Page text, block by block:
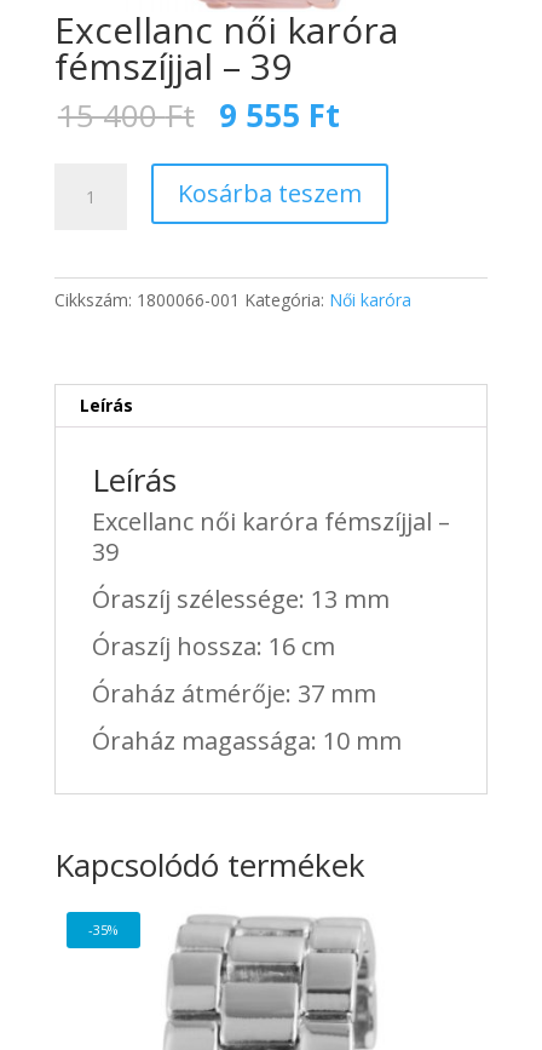
Excellanc női karóra
fémszíjjal – 39
15 400Ft Original
price
was:
15
400 Ft.
9 555 Ft
is:
9
555 Ft.
Kosárba teszem
Cikkszám: 1800066-001 Kategória: Női karóra
Leírás
Leírás
Excellanc női karóra fémszíjjal –
39
Óraszíj szélessége: 13 mm
Óraszíj hossza: 16 cm
Óraház átmérője: 37 mm
Óraház magassága: 10 mm
Kapcsolódó termékek
-35%